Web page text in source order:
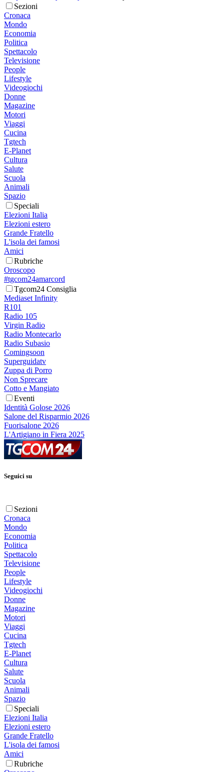
Sezioni
Cronaca
Mondo
Economia
Politica
Spettacolo
Televisione
People
Lifestyle
Videogiochi
Donne
Magazine
Motori
Viaggi
Cucina
Tgtech
E-Planet
Cultura
Salute
Scuola
Animali
Spazio
Speciali
Elezioni Italia
Elezioni estero
Grande Fratello
L'isola dei famosi
Amici
Rubriche
Oroscopo
#tgcom24amarcord
Tgcom24 Consiglia
Mediaset Infinity
R101
Radio 105
Virgin Radio
Radio Montecarlo
Radio Subasio
Comingsoon
Superguidatv
Zuppa di Porro
Non Sprecare
Cotto e Mangiato
Eventi
Identità Golose 2026
Salone del Risparmio 2026
Fuorisalone 2026
L'Artigiano in Fiera 2025
Seguici su
Sezioni
Cronaca
Mondo
Economia
Politica
Spettacolo
Televisione
People
Lifestyle
Videogiochi
Donne
Magazine
Motori
Viaggi
Cucina
Tgtech
E-Planet
Cultura
Salute
Scuola
Animali
Spazio
Speciali
Elezioni Italia
Elezioni estero
Grande Fratello
L'isola dei famosi
Amici
Rubriche